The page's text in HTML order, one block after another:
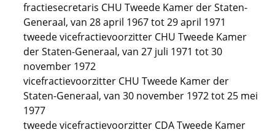
fractiesecretaris CHU Tweede Kamer der Staten-
Generaal, van 28 april 1967 tot 29 april 1971
tweede vicefractievoorzitter CHU Tweede Kamer
der Staten-Generaal, van 27 juli 1971 tot 30
november 1972
vicefractievoorzitter CHU Tweede Kamer der
Staten-Generaal, van 30 november 1972 tot 25 mei
1977
tweede vicefractievoorzitter CDA Tweede Kamer